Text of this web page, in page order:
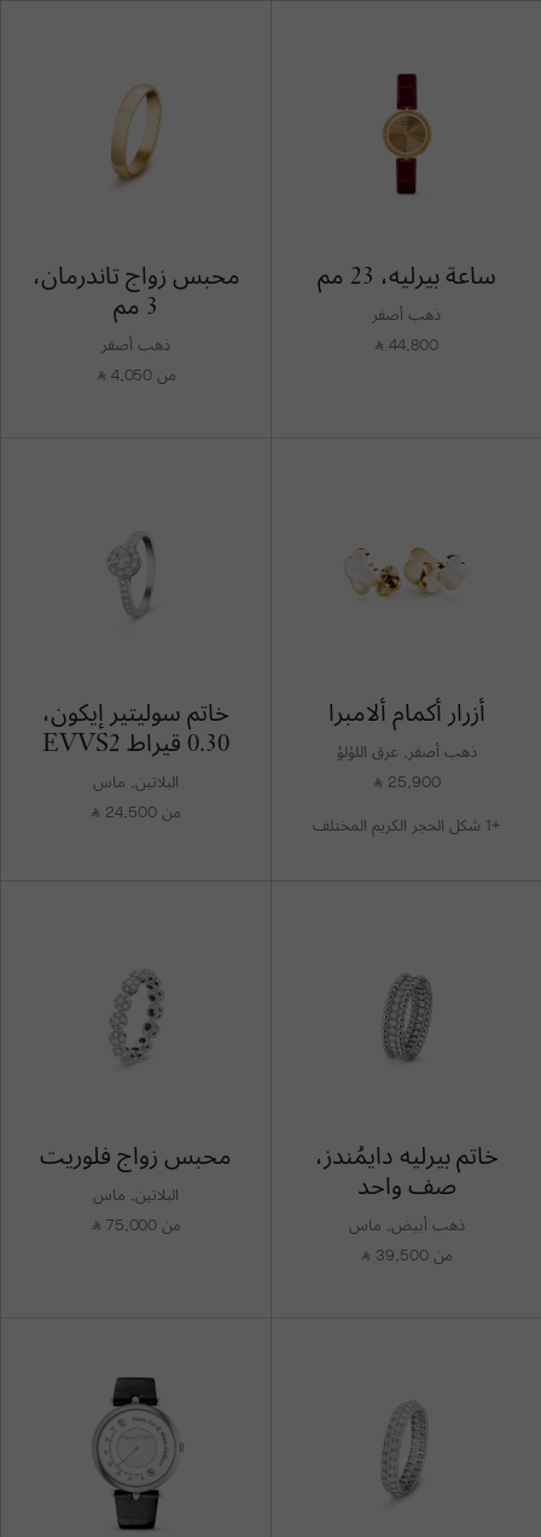
ساعة بيرليه، 23 مم
ذهب أصفر
44,800
⃁
محبس زواج تاندرمان،
3 مم
ذهب أصفر
من 4,050
⃁
أزرار أكمام ألامبرا
ذهب أصفر, عرق اللؤلؤ
25,900
⃁
+1 شكل الحجر الكريم المختلف
خاتم سوليتير إيكون،
0.30 قيراط EVVS2
البلاتين, ماس
من 24,500
⃁
خاتم بيرليه دايمُندز،
صف واحد
ذهب أبيض, ماس
من 39,500
⃁
محبس زواج فلوريت
البلاتين, ماس
من 75,000
⃁